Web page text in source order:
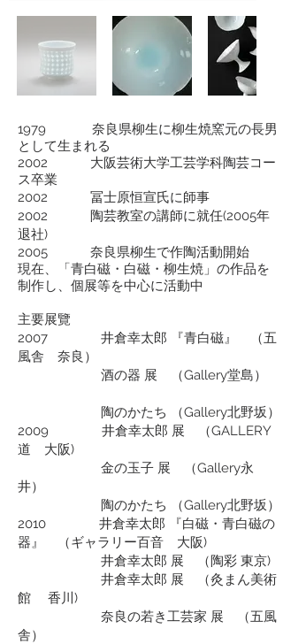
1979 奈良県柳生に柳生焼窯元の長男
として生まれる
2002 大阪芸術大学工芸学科陶芸コー
ス卒業
2002 冨士原恒宣氏に師事
2002 陶芸教室の講師に就任(2005年
退社)
2005 奈良県柳生で作陶活動開始
現在、「青白磁・白磁・柳生焼」の作品を
制作し、個展等を中心に活動中
主要展覽
2007 井倉幸太郎 『青白磁』 （五
風舎 奈良）
酒の器 展 （Gallery堂島）
陶のかたち （Gallery北野坂）
2009 井倉幸太郎 展 （GALLERY
道 大阪)
金の玉子 展 （Gallery永
井）
陶のかたち （Gallery北野坂）
2010 井倉幸太郎 『白磁・青白磁の
器』 （ギャラリー百音 大阪)
井倉幸太郎 展 （陶彩 東京)
井倉幸太郎 展 （灸まん美術
館 香川)
奈良の若き工芸家 展 （五風
舎）